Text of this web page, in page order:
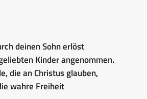
deinen Sohn erlöst
Kinder angenommen.
die an Christus glauben,
wahre Freiheit